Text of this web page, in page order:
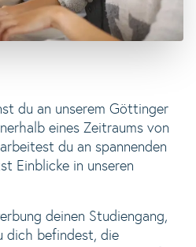
du an unserem Göttinger
eines Zeitraums von
du an spannenden
Einblicke in unseren
deinen Studiengang,
dich befindest, die